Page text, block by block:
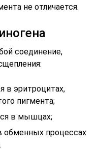
не отличается.
соединение,
в эритроцитах,
пигмента;
в мышцах;
обменных процессах